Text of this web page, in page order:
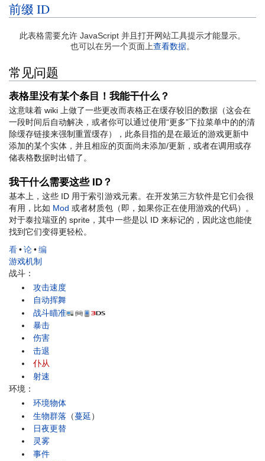
前缀 ID
此表格需要允许 JavaScript 并且打开网站工具提示才能显示。
也可以在另一个页面上查看数据。
常见问题
表格里没有某个条目！我能干什么？
这意味着 wiki 上做了一些更改而表格正在缓存较旧的数据（这会在
一段时间后自动解决，或者你可以通过使用“更多”下拉菜单中的的清
除缓存链接来强制重置缓存），此条目指的是在最近的游戏更新中
添加的某个实体，并且相应的页面尚未添加/更新，或者在调用或存
储表格数据时出错了。
我干什么需要这些 ID？
基本上，这些 ID 用于索引游戏元素。在开发第三方软件是它们会很
有用，比如 Mod 或者材质包（即，如果你正在使用游戏的代码）。
对于泰拉瑞亚的 sprite，其中一些是以 ID 来标记的，因此这也能使
找到它们变得更轻松。
看•论•编
游戏机制
战斗：
攻击速度
自动挥舞
战斗瞄准
暴击
伤害
击退
仆从
射速
环境：
环境物体
生物群落 （蔓延）
日夜更替
灵雾
事件